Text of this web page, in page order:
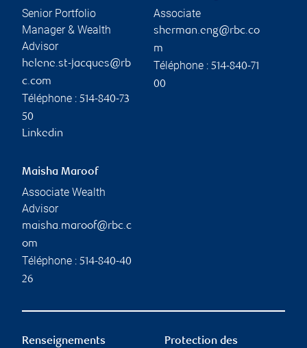
Senior Portfolio
Manager & Wealth
Advisor
helene.st-jacques@rb
c.com
Téléphone : 514-840-73
50
Linkedin
Associate
sherman.eng@rbc.co
m
Téléphone : 514-840-71
00
Maisha Maroof
Associate Wealth
Advisor
maisha.maroof@rbc.c
om
Téléphone : 514-840-40
26
Renseignements
Protection des